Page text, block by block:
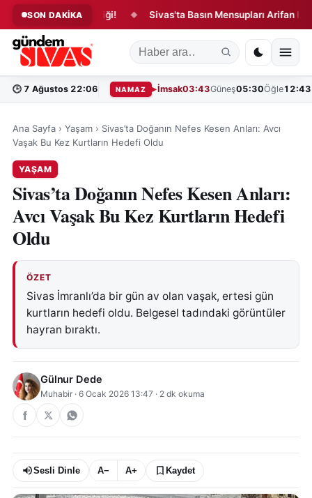
SON DAKİKA
Yangın Paniği! ◆ Sivas'ta Basın Mensupları Arifan
🕒 7 Ağustos 22:06 NAMAZ İmsak03:43Güneş05:30Öğle12:43
Ana Sayfa › Yaşam › Sivas’ta Doğanın Nefes Kesen Anları: Avcı
Vaşak Bu Kez Kurtların Hedefi Oldu
YAŞAM
Sivas’ta Doğanın Nefes Kesen Anları:
Avcı Vaşak Bu Kez Kurtların Hedefi
Oldu
ÖZET
Sivas İmranlı’da bir gün av olan vaşak, ertesi gün
kurtların hedefi oldu. Belgesel tadındaki görüntüler
hayran bıraktı.
Gülnur Dede
Muhabir · 6 Ocak 2026 13:47 · 2 dk okuma
Sesli Dinle A− A+ Kaydet